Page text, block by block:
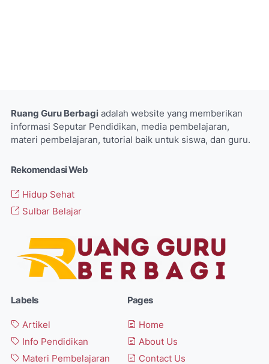
Ruang Guru Berbagi adalah website yang memberikan
informasi Seputar Pendidikan, media pembelajaran,
materi pembelajaran, tutorial baik untuk siswa, dan guru.
Rekomendasi Web
Hidup Sehat
Sulbar Belajar
Labels
Artikel
Info Pendidikan
Materi Pembelajaran
Pages
Home
About Us
Contact Us